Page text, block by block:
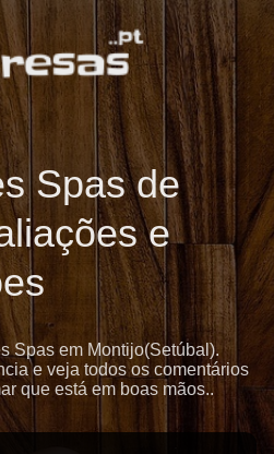
Spas de
e
Spas em Montijo(Setúbal).
e veja todos os comentários
que está em boas mãos..